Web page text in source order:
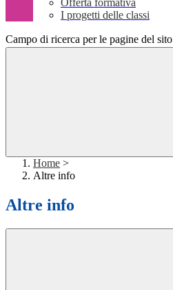
Offerta formativa
I progetti delle classi
Campo di ricerca per le pagine del sito
Home >
Altre info
Altre info